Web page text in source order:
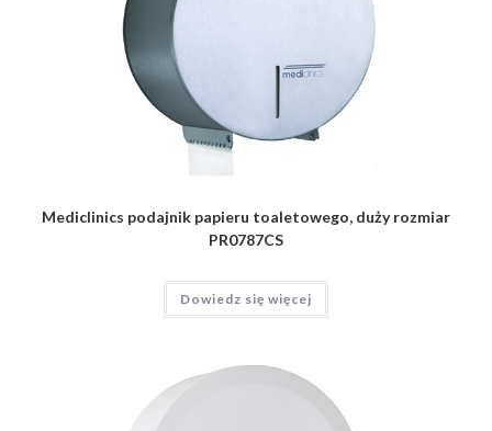
Mediclinics podajnik papieru toaletowego, duży rozmiar
PR0787CS
Dowiedz się więcej